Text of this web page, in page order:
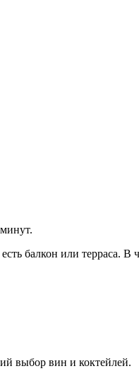
балкон или терраса. В
выбор вин и коктейлей.